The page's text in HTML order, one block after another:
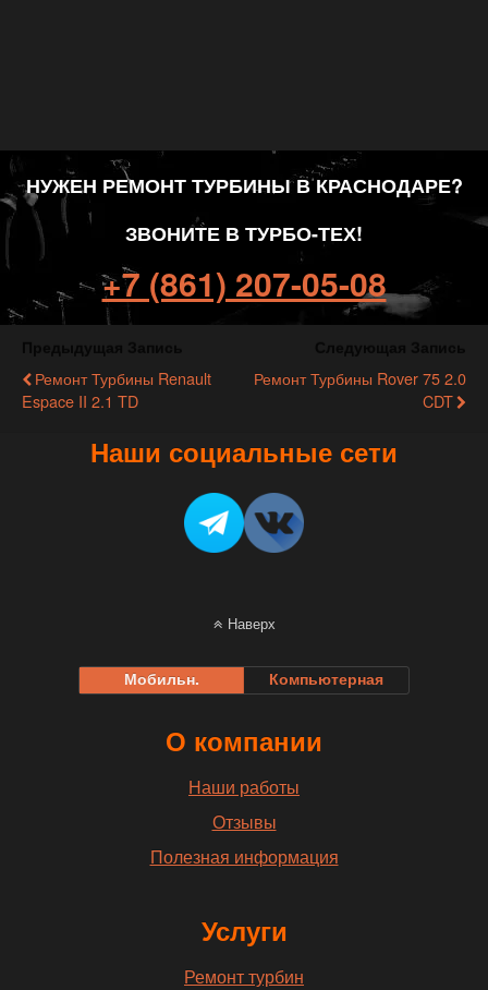
НУЖЕН РЕМОНТ ТУРБИНЫ В КРАСНОДАРЕ?
ЗВОНИТЕ В ТУРБО-ТЕХ!
+7 (861) 207-05-08
Ремонт Турбины Renault
Espace II 2.1 TD
Ремонт Турбины Rover 75 2.0
CDT
Наши социальные сети
Наверх
Мобильн. Компьютерная
О компании
Наши работы
Отзывы
Полезная информация
Услуги
Ремонт турбин